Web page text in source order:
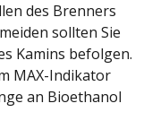
des Brenners
sollten Sie
Kamins befolgen.
MAX-Indikator
an Bioethanol